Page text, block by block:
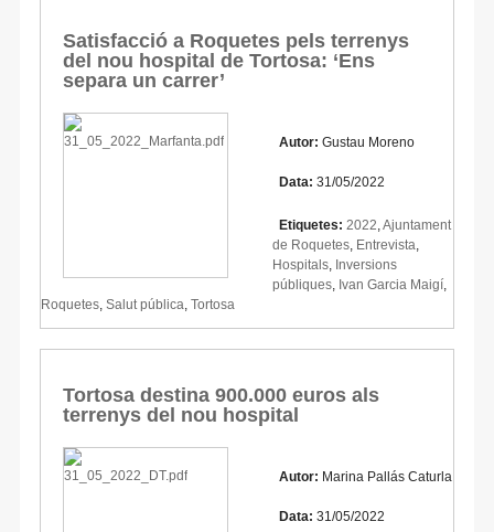
Satisfacció a Roquetes pels terrenys
del nou hospital de Tortosa: ‘Ens
separa un carrer’
Autor: Gustau Moreno
Data: 31/05/2022
Etiquetes: 2022 Ajuntament
de Roquetes Entrevista
Hospitals Inversions
públiques Ivan Garcia Maigí
Roquetes Salut pública Tortosa
Tortosa destina 900.000 euros als
terrenys del nou hospital
Autor: Marina Pallás Caturla
Data: 31/05/2022